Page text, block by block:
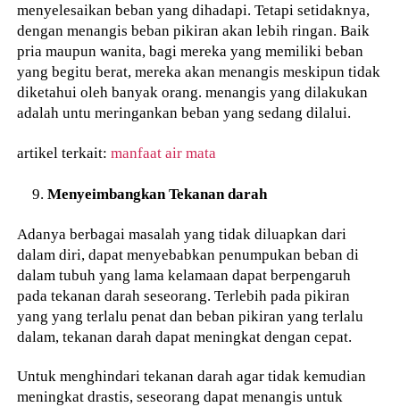
menyelesaikan beban yang dihadapi. Tetapi setidaknya,
dengan menangis beban pikiran akan lebih ringan. Baik
pria maupun wanita, bagi mereka yang memiliki beban
yang begitu berat, mereka akan menangis meskipun tidak
diketahui oleh banyak orang. menangis yang dilakukan
adalah untu meringankan beban yang sedang dilalui.
artikel terkait:manfaat air mata
Menyeimbangkan Tekanan darah
Adanya berbagai masalah yang tidak diluapkan dari
dalam diri, dapat menyebabkan penumpukan beban di
dalam tubuh yang lama kelamaan dapat berpengaruh
pada tekanan darah seseorang. Terlebih pada pikiran
yang yang terlalu penat dan beban pikiran yang terlalu
dalam, tekanan darah dapat meningkat dengan cepat.
Untuk menghindari tekanan darah agar tidak kemudian
meningkat drastis, seseorang dapat menangis untuk